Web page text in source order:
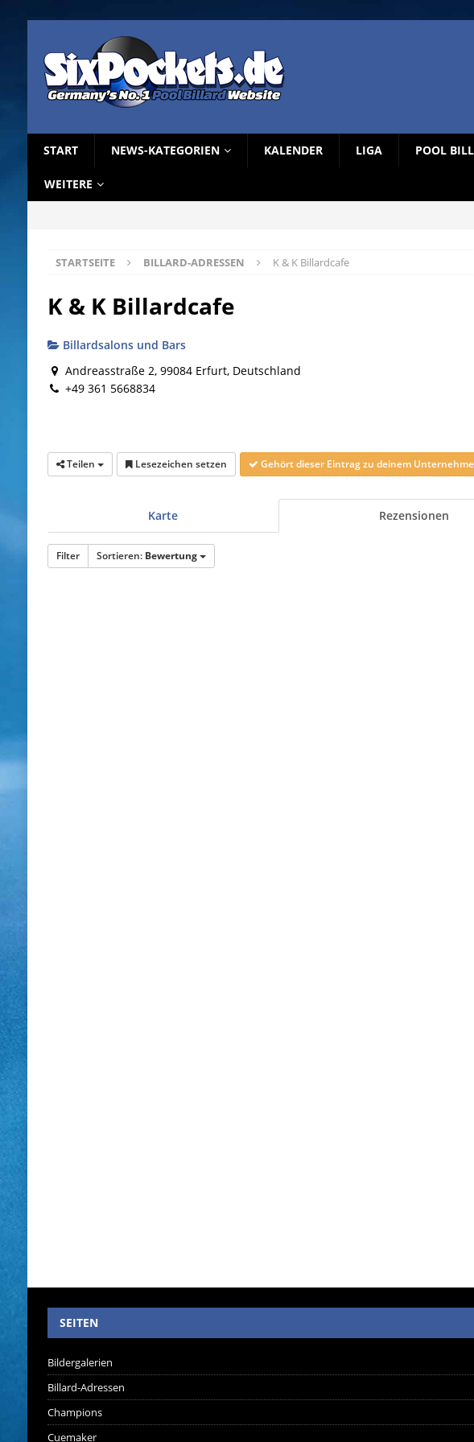
START NEWS-KATEGORIEN KALENDER LIGA POOL
WEITERE
STARTSEITE BILLARD-ADRESSEN K & K Billardcafe
K & K Billardcafe
Billardsalons und Bars
Andreasstraße 2, 99084 Erfurt, Deutschland
+49 361 5668834
Teilen Lesezeichen setzen Gehört dieser Eintrag zu deinem
Karte Rezensionen
Filter Sortieren: Bewertung
SEITEN
Bildergalerien
Billard-Adressen
Champions
Cuemaker